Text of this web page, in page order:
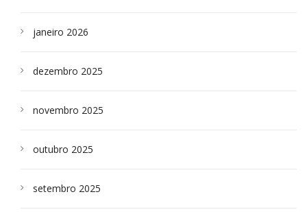
janeiro 2026
dezembro 2025
novembro 2025
outubro 2025
setembro 2025